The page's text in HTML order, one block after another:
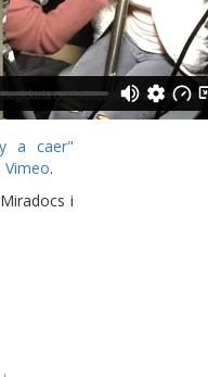
a caer"
Vimeo.
i